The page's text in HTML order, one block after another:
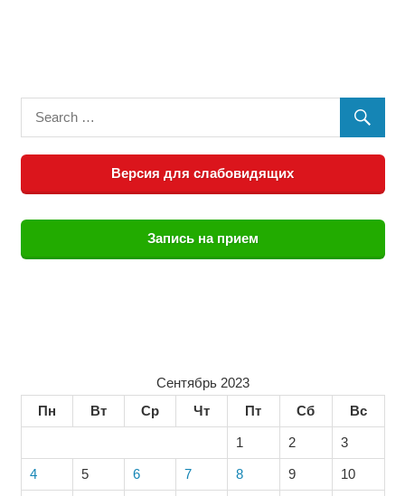
Версия для слабовидящих
Запись на прием
Сентябрь 2023
Пн
Вт Ср Чт Пт Сб Вс
1 2 3
4 5 6 7 8 9 10